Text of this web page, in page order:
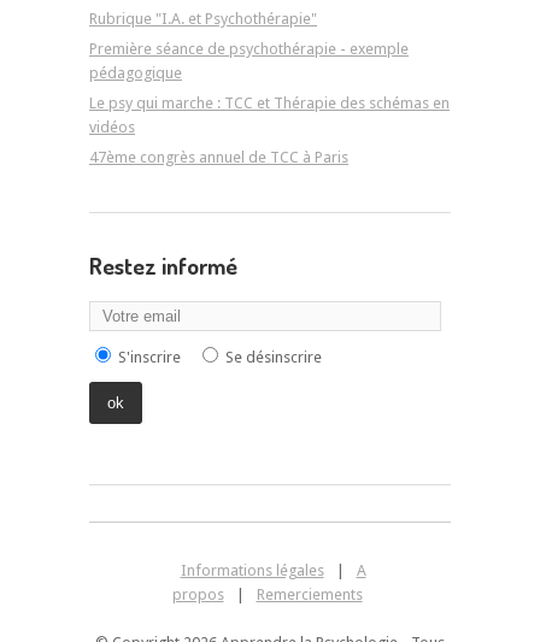
Rubrique "I.A. et Psychothérapie"
Première séance de psychothérapie - exemple
pédagogique
Le psy qui marche : TCC et Thérapie des schémas en
vidéos
47ème congrès annuel de TCC à Paris
Restez informé
S'inscrire Se désinscrire
Informations légales
A
propos
Remerciements